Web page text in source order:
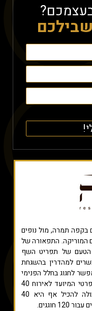
בקפה תמרה, מול נופים
המוריקה. התפאורה של
הטעם של תפריט השף
למהדרין בהשגחת
לחגוג בחלל הפנימי
עם קירות הזכוכית הצופים לנוף, בחדר פרטי המיועד לאירוח 40
מוזמנים או במרפסת הפסטורלית שיכולה להכיל אף היא 40
חוגגים.